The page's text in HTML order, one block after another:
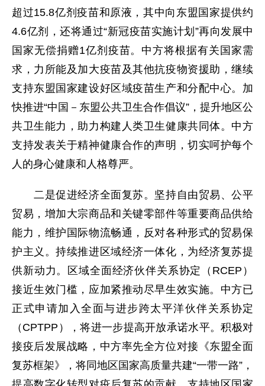
超过15.8亿剂疫苗和原液，其中向东盟国家提供约
4.6亿剂，还将通过“新冠疫苗实施计划”再向发展中
国家无偿捐赠1亿剂疫苗。中方将根据有关国家需
求，力所能及加大疫苗及其他抗疫物资援助，继续
支持东盟国家建设好区域疫苗生产和分配中心。加
快推进“中国－东盟公共卫生合作倡议”，提升地区公
共卫生能力，助力构建人类卫生健康共同体。中方
支持发表关于精神健康合作的声明，切实呵护每个
人的身心健康和人格尊严。
二是促进经济全面复苏。坚持自由贸易、公平
贸易，增加大宗商品和关键零部件等重要商品供给
能力，维护国际物流畅通，反对各种形式的贸易保
护主义。持续推进区域经济一体化，为经济复苏提
供新动力。区域全面经济伙伴关系协定（RCEP）
接近生效门槛，应加紧推动尽早生效实施。中方已
正式申请加入全面与进步跨太平洋伙伴关系协定
（CPTPP），将进一步提高开放承诺水平。积极对
接疫后发展战略，中方率先全方位对接《东盟全面
复苏框架》，将同地区国家高质量共建“一带一路”，